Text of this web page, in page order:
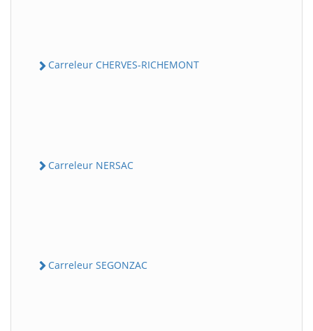
Carreleur CHERVES-RICHEMONT
Carreleur NERSAC
Carreleur SEGONZAC